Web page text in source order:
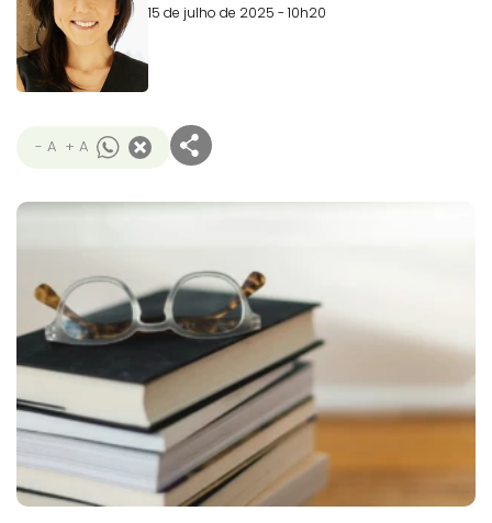
15 de julho de 2025 - 10h20
- A + A